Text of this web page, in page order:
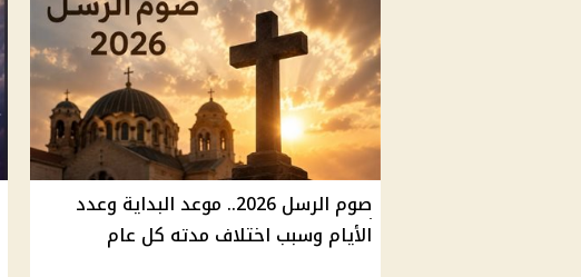
صوم الرسل 2026.. موعد البداية وعدد
الأيام وسبب اختلاف مدته كل عام